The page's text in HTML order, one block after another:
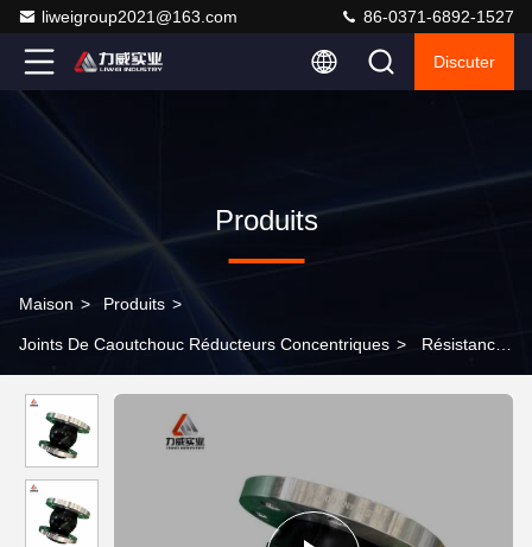
liweigroup2021@163.com 86-0371-6892-1527
Discuter
Produits
Maison > Produits >
Joints De Caoutchouc Réducteurs Concentriques > Résistance
pression nominale PN6-PN40